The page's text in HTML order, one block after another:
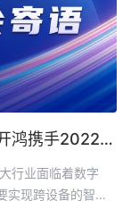
开放共享，共建共治 | 中软国际&深开鸿携手2022开放原子全球开源峰会，共话开源盛世
实现跨设备的智能